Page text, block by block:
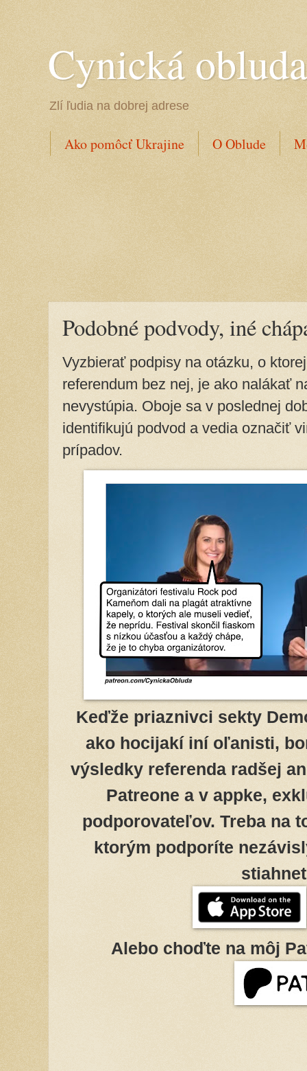
Cynická obluda
Zlí ľudia na dobrej adrese
Ako pomôcť Ukrajine O Oblude
Podobné podvody, iné
Vyzbierať podpisy na otázku, o
referendum bez nej, je ako nalákať
nevystúpia. Oboje sa v poslednej
identifikujú podvod a vedia označiť
prípadov.
Keďže priaznivci sekty
ako hocijakí iní oľanisti,
výsledky referenda radšej
Patreone a v appke,
podporovateľov. Treba na
ktorým podporíte
Alebo choďte na môj